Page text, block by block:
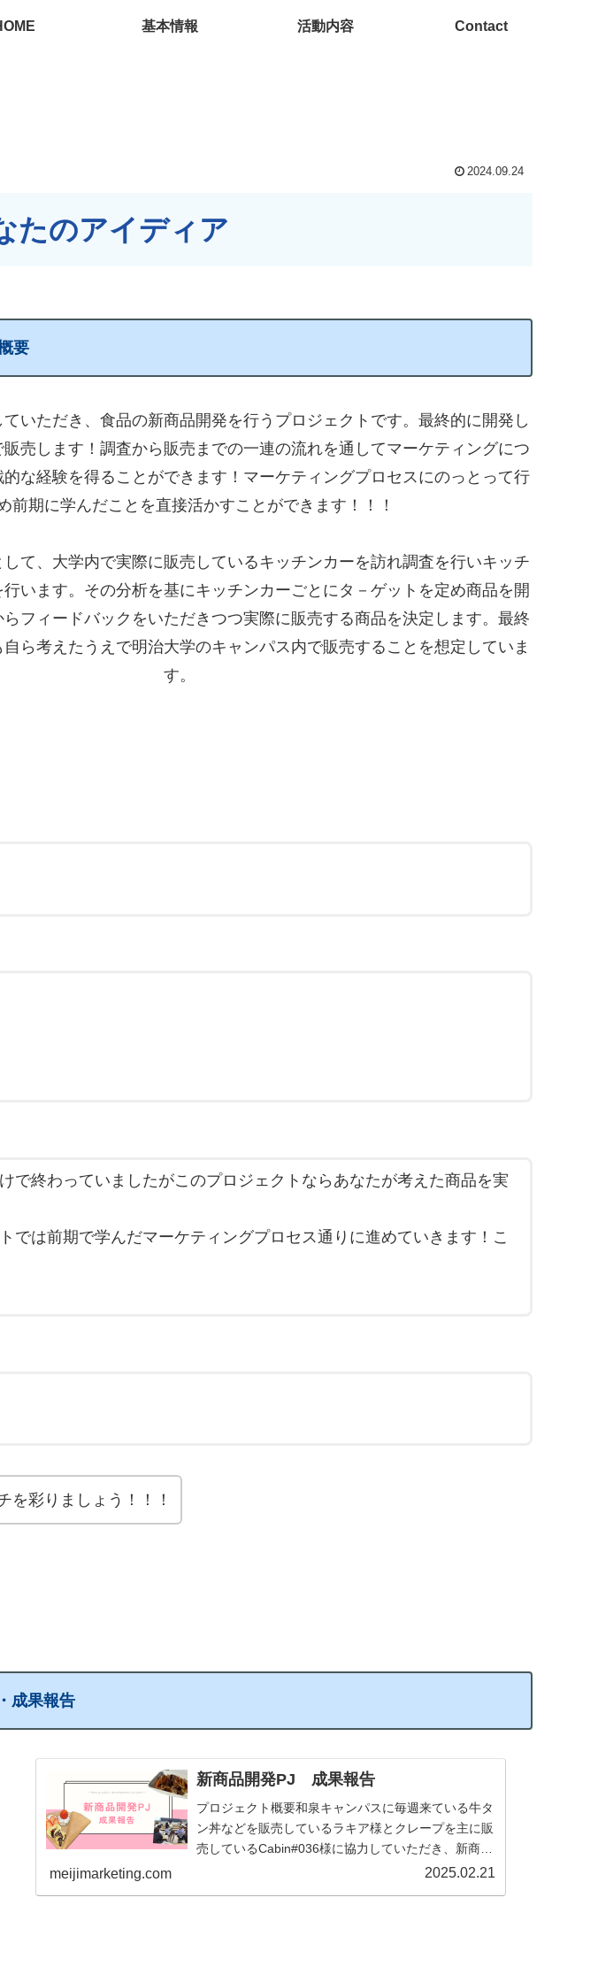
基本情報 活動内容 Contact
2024.09.24
たのアイディア
要
いただき、食品の新商品開発を行うプロジェクトです。最終的に開発し
売します！調査から販売までの一連の流れを通してマーケティングにつ
な経験を得ることができます！マーケティングプロセスにのっとって行
前期に学んだことを直接活かすことができます！！！
て、大学内で実際に販売しているキッチンカーを訪れ調査を行いキッチ
います。その分析を基にキッチンカーごとにタ－ゲットを定め商品を開
フィードバックをいただきつつ実際に販売する商品を決定します。最終
ら考えたうえで明治大学のキャンパス内で販売することを想定していま
す。
終わっていましたがこのプロジェクトならあなたが考えた商品を実
は前期で学んだマーケティングプロセス通りに進めていきます！こ
を彩りましょう！！！
成果報告
新商品開発PJ 成果報告
プロジェクト概要和泉キャンパスに毎週来ている牛タ
ン丼などを販売しているラキア様とクレープを主に販
売しているCabin#036様に協力していただき、新商品
開発を行いました！12月に明治大学和泉キャンパス
meijimarketing.com 2025.02.21